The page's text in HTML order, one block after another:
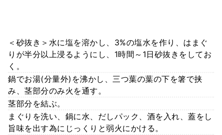
＜砂抜き＞水に塩を溶かし、3%の塩水を作り、はまぐ
りが半分以上浸るようにし、1時間～1日砂抜きをしてお
く。
鍋でお湯(分量外)を沸かし、三つ葉の葉の下を箸で挟
み、茎部分のみ火を通す。
茎部分を結ぶ。
まぐりを洗い、鍋に水、だしパック、酒を入れ、蓋をし
旨味を出す為にじっくりと弱火にかける。